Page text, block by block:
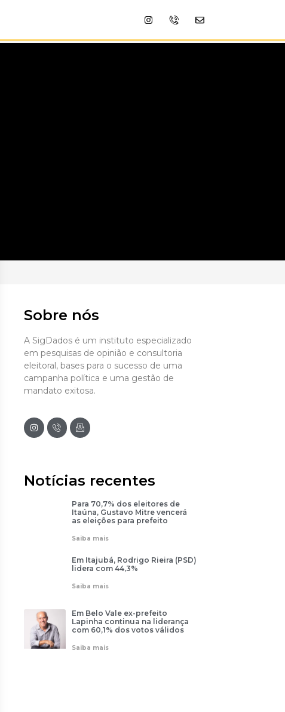
Sobre nós
A SigDados é um instituto especializado
em pesquisas de opinião e consultoria
eleitoral, bases para o sucesso de uma
campanha política e uma gestão de
mandato exitosa.
Notícias recentes
Para 70,7% dos eleitores de
Itaúna, Gustavo Mitre vencerá
as eleições para prefeito
Saiba mais
Em Itajubá, Rodrigo Rieira (PSD)
lidera com 44,3%
Saiba mais
Em Belo Vale ex-prefeito
Lapinha continua na liderança
com 60,1% dos votos válidos
Saiba mais